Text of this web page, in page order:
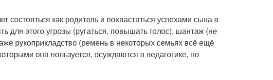
как родитель и похвастаться успехами сына в
для этого угрозы (ругаться, повышать голос), шантаж (не
рукоприкладство (ремень в некоторых семьях всё ещё
она пользуется, осуждаются в педагогике, но